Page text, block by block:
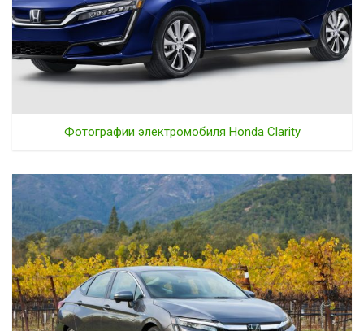
Фотографии электромобиля Honda Clarity